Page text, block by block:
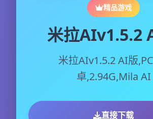
精品游戏
米拉AIv1.5.2
米拉AIv1.5.2 AI版
卓,2.94G,Mila AI
直接下载